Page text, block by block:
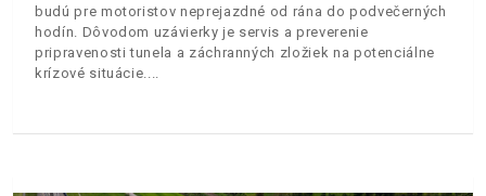
budú pre motoristov neprejazdné od rána do podvečerných
hodín. Dôvodom uzávierky je servis a preverenie
pripravenosti tunela a záchranných zložiek na potenciálne
krízové situácie.